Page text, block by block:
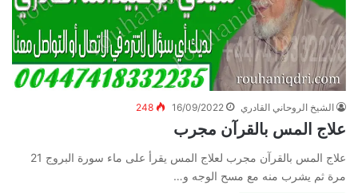
الشيخ الروحاني القادري 16/09/2022
248
علاج المس بالقرآن مجرب
علاج المس بالقرآن مجرب لعلاج المس يقرأ على ماء سورة البروج 21
مرة ثم يشرب منه مع مسح الوجه و…